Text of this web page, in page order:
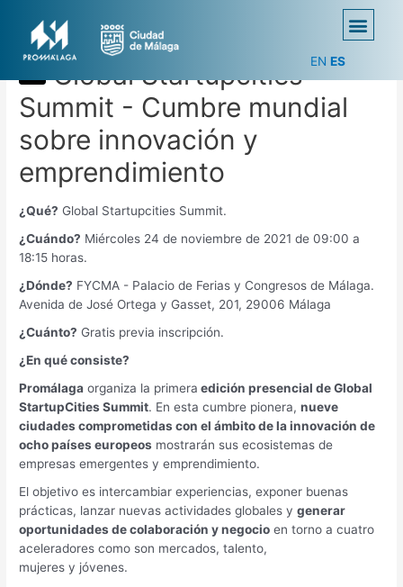
EN ES
Global Startupcities
Summit - Cumbre mundial
sobre innovación y
emprendimiento
¿Qué? Global Startupcities Summit.
¿Cuándo? Miércoles 24 de noviembre de 2021 de 09:00 a
18:15 horas.
¿Dónde? FYCMA - Palacio de Ferias y Congresos de Málaga.
Avenida de José Ortega y Gasset, 201, 29006 Málaga
¿Cuánto? Gratis previa inscripción.
¿En qué consiste?
Promálaga organiza la primera edición presencial de Global
StartupCities Summit. En esta cumbre pionera,nueve
ciudades comprometidas con el ámbito de la innovación de
ocho países europeos mostrarán sus ecosistemas de
empresas emergentes y emprendimiento.
El objetivo es intercambiar experiencias, exponer buenas
prácticas, lanzar nuevas actividades globales ygenerar
oportunidades de colaboración y negocio en torno a cuatro
aceleradores como son mercados, talento,
mujeres y jóvenes.